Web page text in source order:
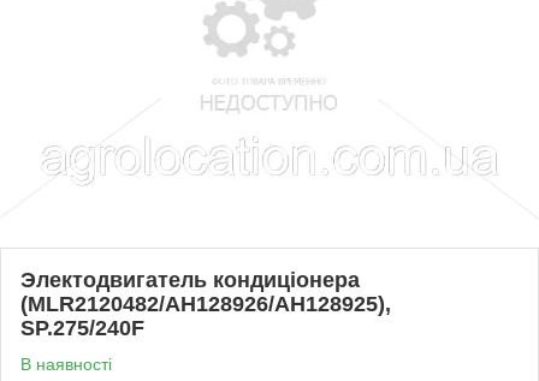
Электодвигатель кондиціонера
(MLR2120482/AH128926/AH128925),
SP.275/240F
В наявності